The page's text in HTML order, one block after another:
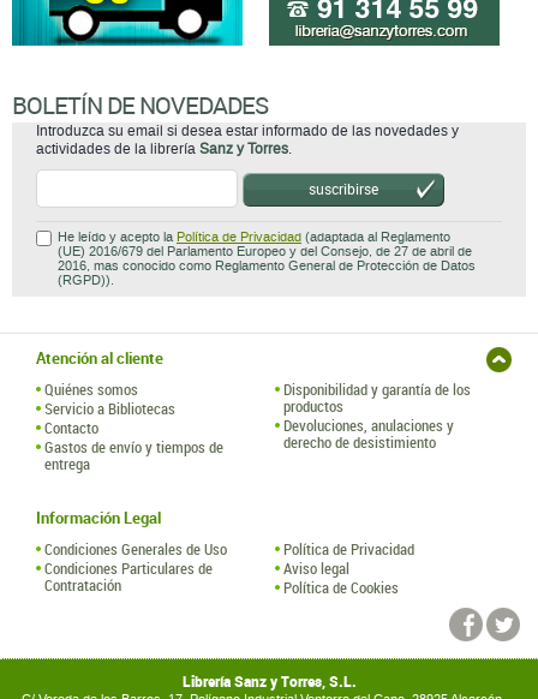
BOLETÍN DE NOVEDADES
Introduzca su email si desea estar informado de las novedades y
actividades de la librería Sanz y Torres.
suscribirse
He leído y acepto la Política de Privacidad (adaptada al Reglamento
(UE) 2016/679 del Parlamento Europeo y del Consejo, de 27 de abril de
2016, mas conocido como Reglamento General de Protección de Datos
(RGPD)).
Atención al cliente
Quiénes somos
Servicio a Bibliotecas
Contacto
Gastos de envío y tiempos de
entrega
Disponibilidad y garantía de los
productos
Devoluciones, anulaciones y
derecho de desistimiento
Información Legal
Condiciones Generales de Uso
Condiciones Particulares de
Contratación
Política de Privacidad
Aviso legal
Política de Cookies
Librería Sanz y Torres, S.L.